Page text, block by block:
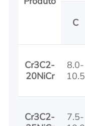
C
Cr3C2-
20NiCr
8.0-
10.5
Cr3C2-
7.5-